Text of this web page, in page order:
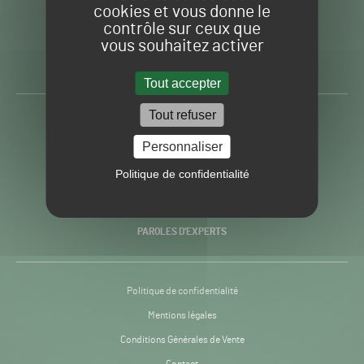
cookies et vous donne le
contrôle sur ceux que
vous souhaitez activer
Tout accepter
Tout refuser
Personnaliser
Politique de confidentialité
Gazon
Sport
H24
-
Toute l’info autour du
PRATIQUES
PAROLES D’EXPERTS
Politique de confidentialité
Mentions légales
Conditions Générales de Vente